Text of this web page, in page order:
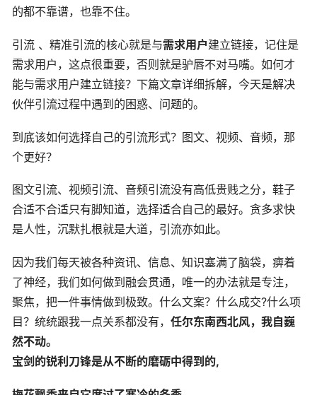
的都不靠谱，也靠不住。
引流 、精准引流的核心就是与需求用户建立链接，记住是
需求用户，这点很重要，否则就是驴唇不对马嘴。如何才
能与需求用户建立链接？下篇文章详细拆解，今天是解决
伙伴引流过程中遇到的困惑、问题的。
到底该如何选择自己的引流形式？图文、视频、音频，那
个更好？
图文引流、视频引流、音频引流没有高低贵贱之分，鞋子
合适不合适只有脚知道，选择适合自己的最好。贪多求快
是人性，沉默扎根就是大道，引流亦如此。
因为我们每天被各种资讯、信息、知识塞满了脑袋，痹着
了神经，我们如何做到融会贯通，唯一的办法就是专注，
聚焦，把一件事情做到极致。什么文案？什么成交?什么项
目？统统跟我一点关系都没有， 任尔东南西北风，我自巍
然不动。
宝剑的锐利刀锋是从不断的磨砺中得到的,